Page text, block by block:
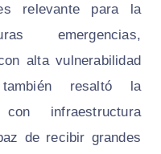
relevante para la
emergencias,
alta vulnerabilidad
resaltó la
infraestructura
de recibir grandes